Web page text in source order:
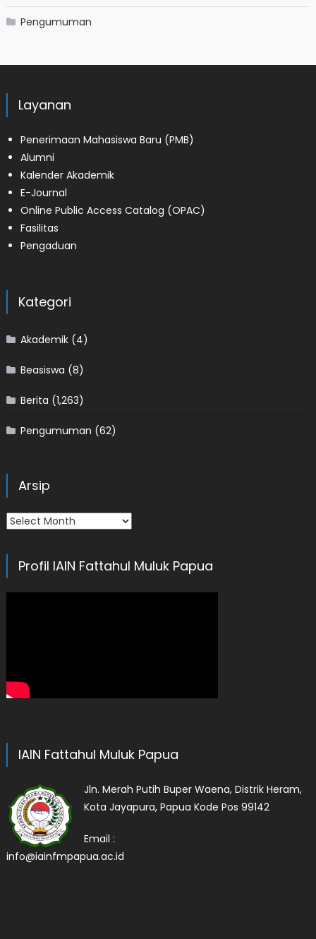
Pengumuman
Layanan
Penerimaan Mahasiswa Baru (PMB)
Alumni
Kalender Akademik
E-Journal
Online Public Access Catalog (OPAC)
Fasilitas
Pengaduan
Kategori
Akademik(4)
Beasiswa (8)
Berita (1,263)
Pengumuman (62)
Arsip
Arsip
Profil IAIN Fattahul Muluk Papua
IAIN Fattahul Muluk Papua
Jln. Merah Putih Buper Waena, Distrik Heram,
Kota Jayapura, Papua Kode Pos 99142
Email :
info@iainfmpapua.ac.id